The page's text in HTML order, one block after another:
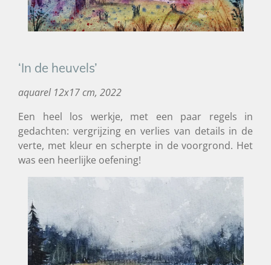
‘In de heuvels’
aquarel 12x17 cm, 2022
Een heel los werkje, met een paar regels in
gedachten: vergrijzing en verlies van details in de
verte, met kleur en scherpte in de voorgrond. Het
was een heerlijke oefening!